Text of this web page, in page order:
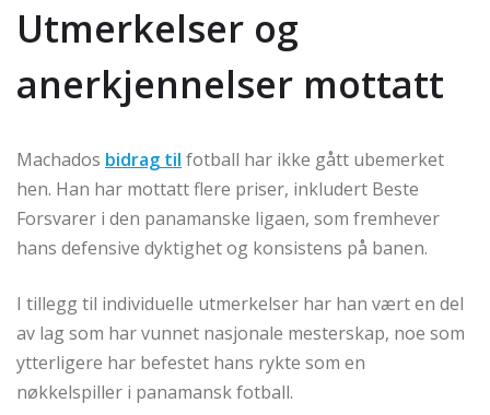
Utmerkelser og
anerkjennelser mottatt
Machados bidrag til fotball har ikke gått ubemerket
hen. Han har mottatt flere priser, inkludert Beste
Forsvarer i den panamanske ligaen, som fremhever
hans defensive dyktighet og konsistens på banen.
I tillegg til individuelle utmerkelser har han vært en del
av lag som har vunnet nasjonale mesterskap, noe som
ytterligere har befestet hans rykte som en
nøkkelspiller i panamansk fotball.